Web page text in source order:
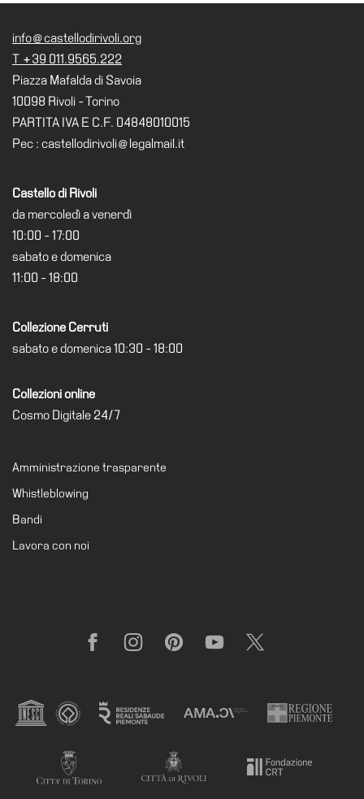
Cosmo
Digitale
Biglietti
Shop
siamo
Area
Media
evento
Amministrazione
Whistleblowing
museo
info@castellodirivoli.org
T +39 011.9565.222
Piazza Mafalda di Savoia
10098 Rivoli - Torino
PARTITA IVA E C.F. 04848010015
Pec : castellodirivoli@legalmail.it
Castello di Rivoli
da mercoledì a venerdì
10:00 - 17:00
sabato e domenica
11:00 - 18:00
Collezione Cerruti
sabato e domenica 10:30 - 18:00
Collezioni online
Cosmo Digitale 24/7
Amministrazione trasparente
Whistleblowing
Bandi
Lavora con noi
FacebookInstagramPinterestYouTube X